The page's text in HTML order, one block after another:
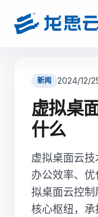
新闻 2024/12/
虚拟桌
什么
虚拟桌面云
办公效率、
拟桌面云控
核心枢纽，承